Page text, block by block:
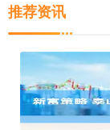
推荐资讯